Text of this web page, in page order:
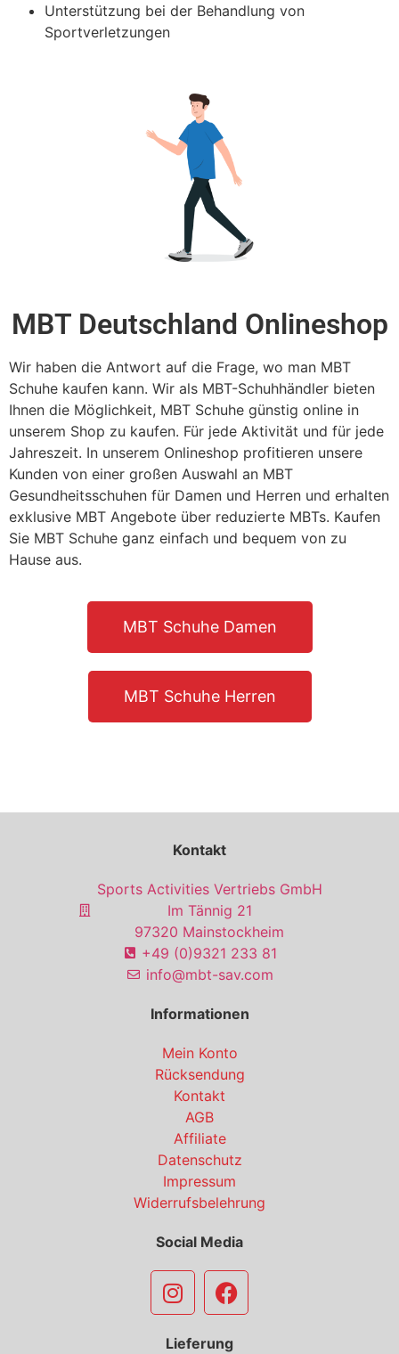
Unterstützung bei der Behandlung von
Sportverletzungen
MBT Deutschland Onlineshop
Wir haben die Antwort auf die Frage, wo man MBT
Schuhe kaufen kann. Wir als MBT-Schuhhändler bieten
Ihnen die Möglichkeit, MBT Schuhe günstig online in
unserem Shop zu kaufen. Für jede Aktivität und für jede
Jahreszeit. In unserem Onlineshop profitieren unsere
Kunden von einer großen Auswahl an MBT
Gesundheitsschuhen für Damen und Herren und erhalten
exklusive MBT Angebote über reduzierte MBTs. Kaufen
Sie MBT Schuhe ganz einfach und bequem von zu
Hause aus.
MBT Schuhe Damen
MBT Schuhe Herren
Kontakt
Sports Activities Vertriebs GmbH
Im Tännig 21
97320 Mainstockheim
+49 (0)9321 233 81
info@mbt-sav.com
Informationen
Mein Konto
Rücksendung
Kontakt
AGB
Affiliate
Datenschutz
Impressum
Widerrufsbelehrung
Social Media
Lieferung